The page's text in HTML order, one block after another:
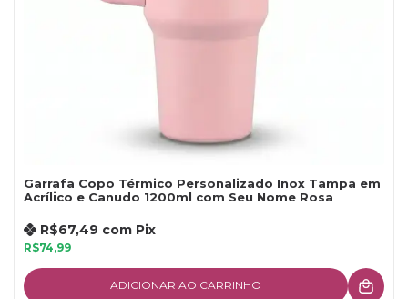
Garrafa Copo Térmico Personalizado Inox Tampa em
Acrílico e Canudo 1200ml com Seu Nome Rosa
R$74,99
R$67,49 com Pix
ADICIONAR AO CARRINHO